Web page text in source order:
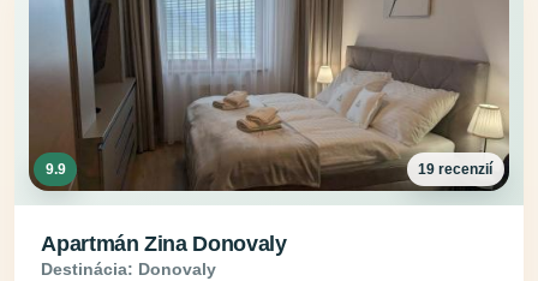
9.9 19 recenzií
Apartmán Zina Donovaly
Destinácia: Donovaly